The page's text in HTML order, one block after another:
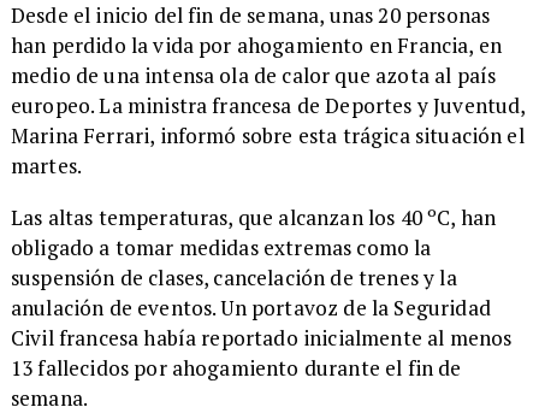
Desde el inicio del fin de semana, unas 20 personas
han perdido la vida por ahogamiento en Francia, en
medio de una intensa ola de calor que azota al país
europeo. La ministra francesa de Deportes y Juventud,
Marina Ferrari, informó sobre esta trágica situación el
martes.
Las altas temperaturas, que alcanzan los 40 ºC, han
obligado a tomar medidas extremas como la
suspensión de clases, cancelación de trenes y la
anulación de eventos. Un portavoz de la Seguridad
Civil francesa había reportado inicialmente al menos
13 fallecidos por ahogamiento durante el fin de
semana.